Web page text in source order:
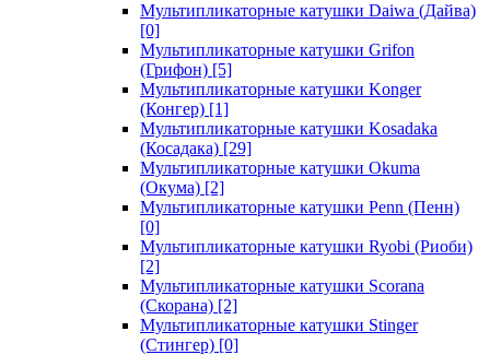
Мультипликаторные катушки Daiwa (Дайва)
[0]
Мультипликаторные катушки Grifon
(Грифон) [5]
Мультипликаторные катушки Konger
(Конгер) [1]
Мультипликаторные катушки Kosadaka
(Косадака) [29]
Мультипликаторные катушки Okuma
(Окума) [2]
Мультипликаторные катушки Penn (Пенн)
[0]
Мультипликаторные катушки Ryobi (Риоби)
[2]
Мультипликаторные катушки Scorana
(Скорана) [2]
Мультипликаторные катушки Stinger
(Стингер) [0]